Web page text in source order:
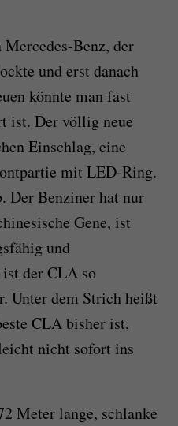
Benz, der
und erst danach
könnte man fast
ist. Der völlig neue
Einschlag, eine
mit LED-Ring.
Der Benziner hat nur
Gene, ist
und
der CLA so
Unter dem Strich heißt
CLA bisher ist,
nicht sofort ins
Meter lange, schlanke